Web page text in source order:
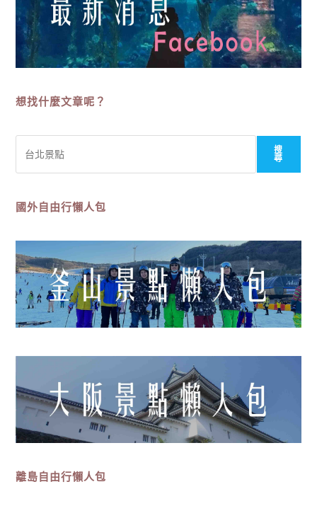
想找什麼文章呢？
尋
搜
尋
國外自由行懶人包
離島自由行懶人包